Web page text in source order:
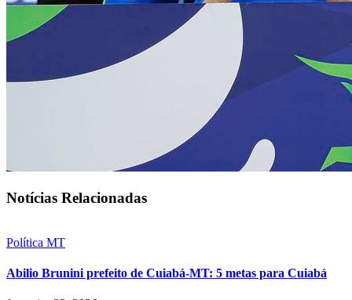
Notícias Relacionadas
Política MT
Abilio Brunini prefeito de Cuiabá-MT: 5 metas para Cuiabá